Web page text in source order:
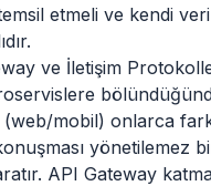
etmeli ve kendi
ve İletişim
mobil) onlarca
yönetilemez
API Gateway